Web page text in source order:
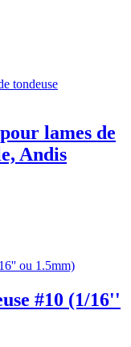
lames de
Andis
#10 (1/16''